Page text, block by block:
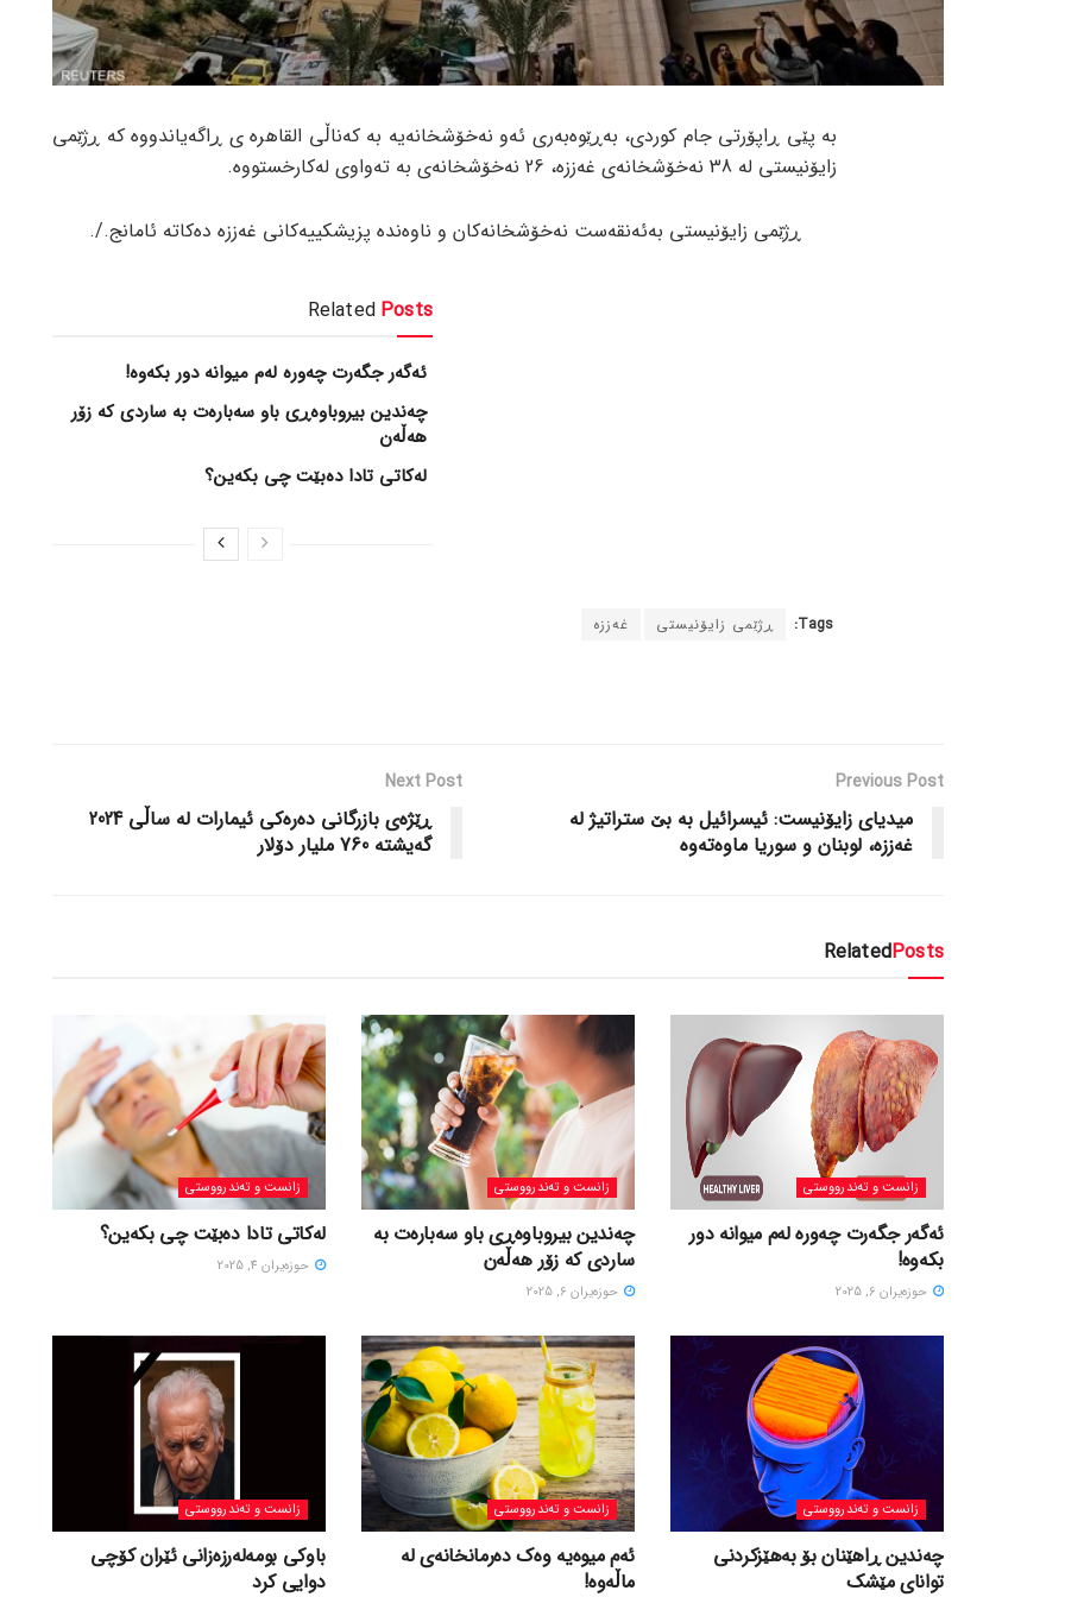
بە پێی ڕاپۆرتی جام کوردی، بەڕێوەبەری ئەو نەخۆشخانەیە بە کەناڵی القاهرە ی ڕاگەیاندووە کە ڕژێمی
زایۆنیستی لە 38 نەخۆشخانەی غەززە، 26 نەخۆشخانەی بە تەواوی لەکارخستووە.
ڕژێمی زایۆنیستی بەئەنقەست نەخۆشخانەکان و ناوەندە پزیشکییەکانی غەززە دەکاتە ئامانج./.
Related Posts
ئەگەر جگەرت چەورە لەم میوانە دور بکەوە!
چەندین بیروباوەڕی باو سەبارەت بە ساردی کە زۆر
هەڵەن
لەکاتی تادا دەبێت چی بکەین؟
Tags: ڕژێمی زایۆنیستی غەززە
Previous Post
میدیای زایۆنیست: ئیسرائیل بە بێ ستراتیژ لە
غەززە، لوبنان و سوریا ماوەتەوە
Next Post
ڕێژەی بازرگانی دەرەکی ئیمارات لە ساڵی 2024
گەیشتە 760 ملیار دۆلار
RelatedPosts
زانست و تەندرووستی
ئەگەر جگەرت چەورە لەم میوانە دور
بکەوە!
حوزه‌یران 6, 2025
زانست و تەندرووستی
چەندین بیروباوەڕی باو سەبارەت بە
ساردی کە زۆر هەڵەن
حوزه‌یران 6, 2025
زانست و تەندرووستی
لەکاتی تادا دەبێت چی بکەین؟
حوزه‌یران 4, 2025
زانست و تەندرووستی
چەندین ڕاهێنان بۆ بەهێزکردنی
توانای مێشک
زانست و تەندرووستی
ئەم میوەیە وەک دەرمانخانەی لە
ماڵەوە!
زانست و تەندرووستی
باوکی بومەلەرزەزانی ئێران کۆچی
دوایی کرد